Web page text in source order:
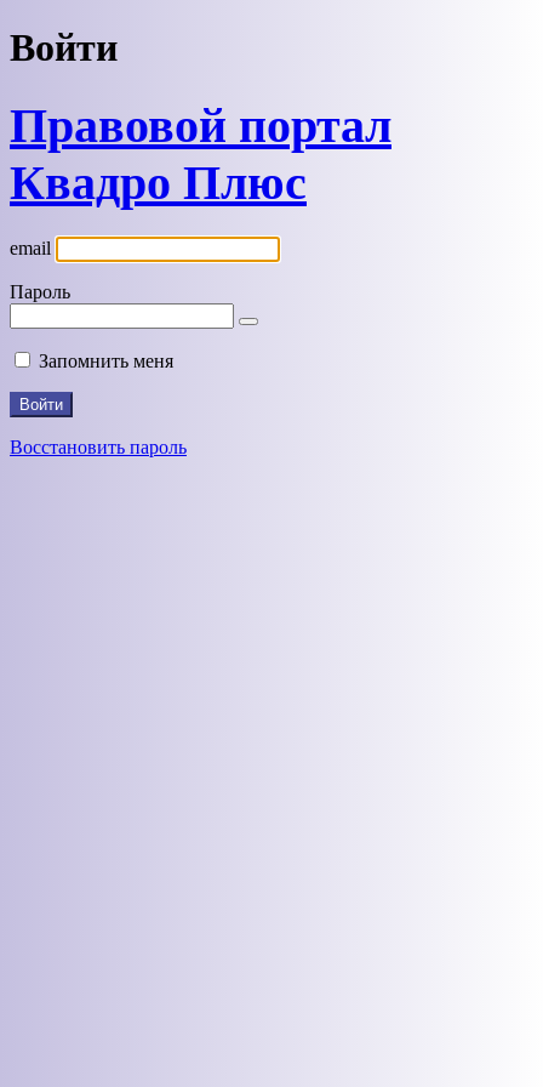
Войти
Правовой портал
Квадро Плюс
email
Пароль
Запомнить меня
Восстановить пароль